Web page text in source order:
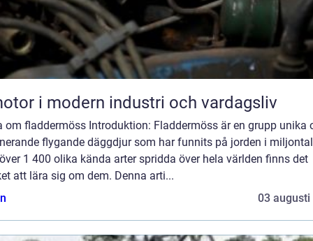
i modern industri och vardagsliv
om fladdermöss Introduktion: Fladdermöss är en grupp unika
flygande däggdjur som har funnits på jorden i
1 400 olika kända arter spridda över hela världen finns det
att lära sig om dem. Denna arti...
03 augusti